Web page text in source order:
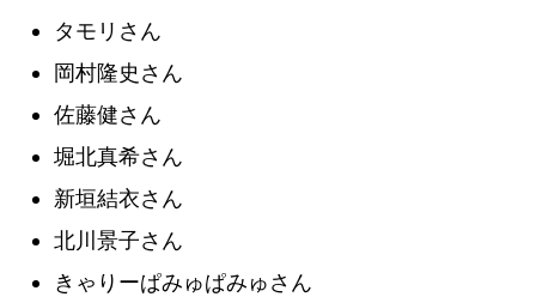
タモリさん
岡村隆史さん
佐藤健さん
堀北真希さん
新垣結衣さん
北川景子さん
きゃりーぱみゅぱみゅさん